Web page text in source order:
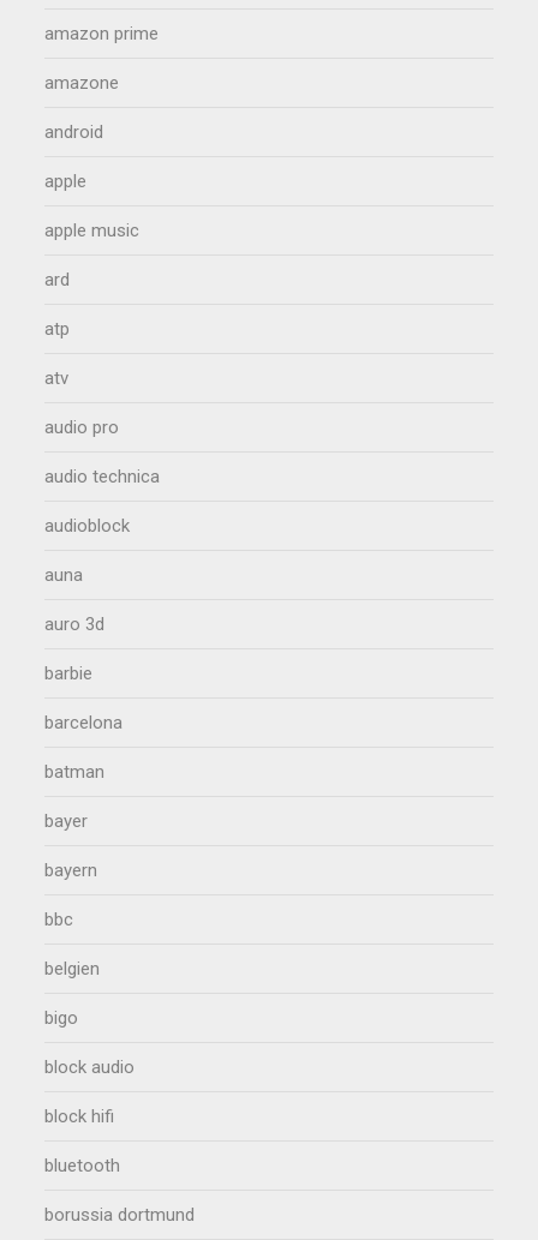
amazon prime
amazone
android
apple
apple music
ard
atp
atv
audio pro
audio technica
audioblock
auna
auro 3d
barbie
barcelona
batman
bayer
bayern
bbc
belgien
bigo
block audio
block hifi
bluetooth
borussia dortmund